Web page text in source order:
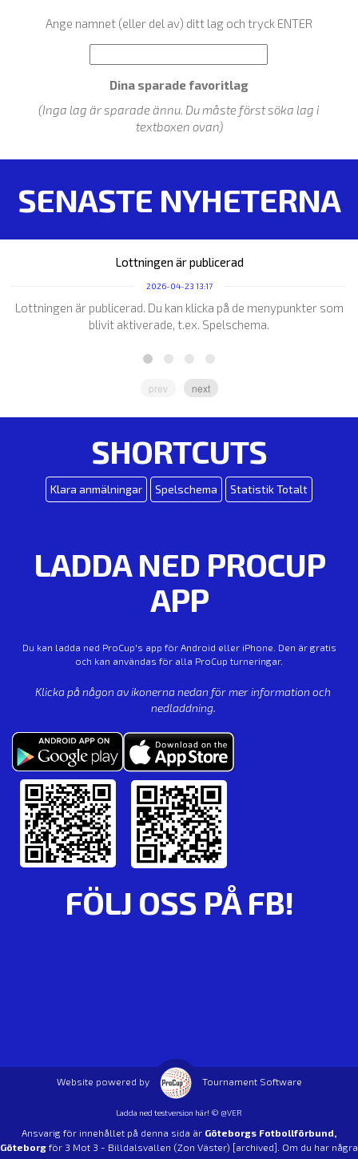
Ange namnet (eller del av) ditt lag och tryck ENTER
Dina sparade favoritlag
(Inga lag är sparade ännu. Du måste först söka lag i
textboxen ovan)
SENASTE NYHETERNA
Lottningen är publicerad
2026-04-23 13:17
Lottningen är publicerad. Du kan klicka på de menypunkter som
blivit aktiverade, t.ex. Spelschema.
prev next
SHORTCUTS
Klara anmälningar Spelschema Statistik Totalt
LADDA NED PROCUP
APP
Du kan ladda ned ProCup's app för Android eller iPhone. Den är gratis
och kan användas för alla ProCup turneringar.
Klicka på någon av ikonerna nedan för mer information och
nedladdning.
FÖLJ OSS PÅ FB!
Website powered by Tournament Software
Ladda ned testversion här! © @VER
Ansvarig för innehållet på denna sida är Göteborgs Fotbollförbund,
Göteborg för 3 Mot 3 - Billdalsvallen (Zon Väster) [archived]. Om du har några